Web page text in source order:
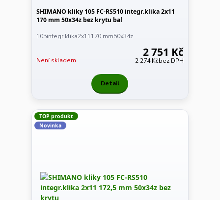
SHIMANO kliky 105 FC-RS510 integr.klika 2x11
170 mm 50x34z bez krytu bal
105integr.klika2x11170 mm50x34z
2 751 Kč
2 274 Kčbez DPH
Není skladem
Detail
TOP produkt
Novinka